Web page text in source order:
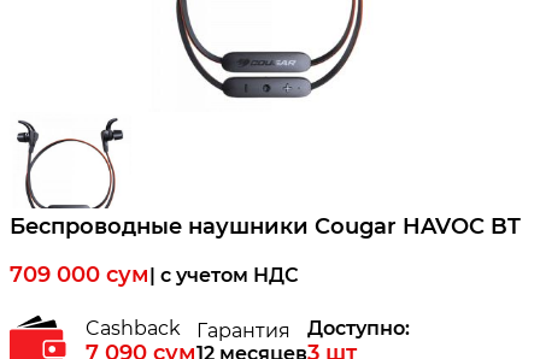
Беспроводные наушники Cougar HAVOC BT
709 000 сум| c учетом НДС
Cashback
7 090 сум
Гарантия
12 месяцев
Доступно:
3 шт